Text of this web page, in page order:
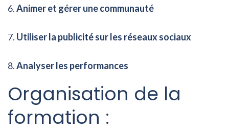
Animer et gérer une communauté
Utiliser la publicité sur les réseaux sociaux
Analyser les performances
Organisation de la
formation :